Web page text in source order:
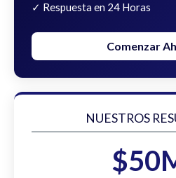
✓ Respuesta en 24 Horas
Comenzar
NUESTROS